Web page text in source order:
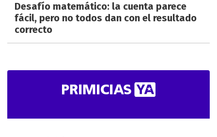
Desafío matemático: la cuenta parece
fácil, pero no todos dan con el resultado
correcto